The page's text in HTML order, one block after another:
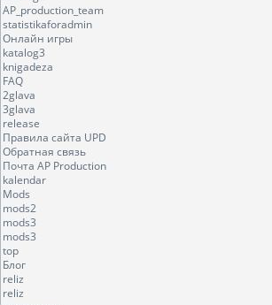
AP_production_team
statistikaforadmin
Онлайн игры
katalog3
knigadeza
FAQ
2glava
3glava
release
Правила сайта UPD
Обратная связь
Почта AP Production
kalendar
Mods
mods2
mods3
mods3
top
Блог
reliz
reliz